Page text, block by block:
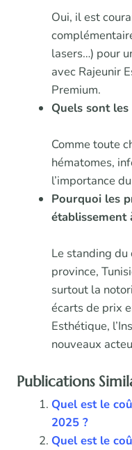
Oui, il est
lasers…) pour
avec Rajeunir
Premium.
Quels sont
Comme toute
hématomes,
l’importance
Pourquoi les
établissement
Le standing
province,
surtout la
écarts de prix
Esthétique,
nouveaux
Publications
Quel est le
2025 ?
Quel est le